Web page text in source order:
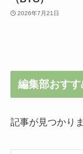
2026年7月21日
編集部おす
記事が見つかり